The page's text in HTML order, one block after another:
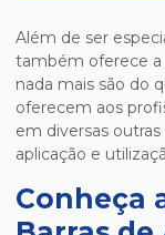
Além de ser
também oferece a
nada mais são do
oferecem aos
em diversas
aplicação e
Conheça